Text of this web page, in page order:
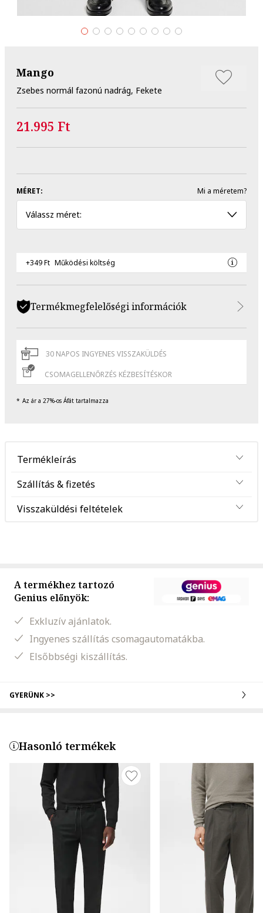
Mango
Zsebes normál fazonú nadrág, Fekete
21.995 Ft
MÉRET: Mi a méretem?
Válassz méret:
+349 Ft Működési költség
Termékmegfelelőségi információk
30 NAPOS INGYENES VISSZAKÜLDÉS
CSOMAGELLENŐRZÉS KÉZBESÍTÉSKOR
Az ár a 27%-os Áfát tartalmazza
Termékleírás
Szállítás & fizetés
Visszaküldési feltételek
A termékhez tartozó
Genius előnyök:
Exkluzív ajánlatok.
Ingyenes szállítás csomagautomatákba.
Elsőbbségi kiszállítás.
GYERÜNK >>
Hasonló termékek